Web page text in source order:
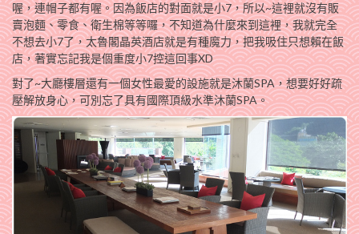
喔，連帽子都有喔。因為飯店的對面就是小7，所以~這裡就沒有販
賣泡麵、零食、衛生棉等等囉，不知道為什麼來到這裡，我就完全
不想去小7了，太魯閣晶英酒店就是有種魔力，把我吸住只想賴在飯
店，著實忘記我是個重度小7控這回事XD
對了~大廳樓層還有一個女性最愛的設施就是沐蘭SPA，想要好好疏
壓解放身心，可別忘了具有國際頂級水準沐蘭SPA。